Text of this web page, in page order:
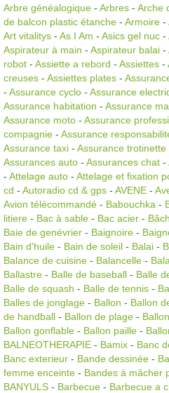
Arbre généalogique - Arbres - Arche
de balcon plastic étanche - Armoire -
Art vitalitys - As I Am - Asics gel nuc -
Aspirateur à main - Aspirateur balai -
robot - Assiette a rebord - Assiettes -
creuses - Assiettes plates -
- Assurance cyclo - Assurance
Assurance habitation - Assurance
Assurance moto - Assurance
compagnie - Assurance
Assurance taxi - Assurance trotinette
Assurances auto - Assurances chat -
- Attelage auto - Attelage et fixation
cd - Autoradio cd & gps - AVENE -
Avion télécommandé - Babouchka -
litiere - Bac à sable - Bac acier -
Baie de genévrier - Baignoire -
Bain d'huile - Bain de soleil - Balai -
Balance de cuisine - Balancelle -
Ballastre - Balle de baseball - Balle
Balle de squash - Balle de tennis -
Balles de jonglage - Ballon - Ballon
de handball - Ballon de plage -
Ballon gonflable - Ballon paille -
BALNEOTHERAPIE - Bamix - Banc
Banc exterieur - Bande dessinée -
femme enceinte - Bandes à mâcher
BANYULS - Barbecue - Barbecue a